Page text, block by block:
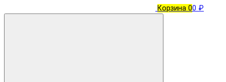
Корзина 00 ₽